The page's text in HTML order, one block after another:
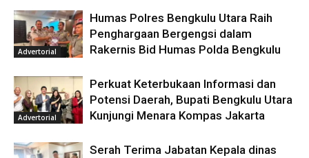
Advertorial
Humas Polres Bengkulu Utara Raih
Penghargaan Bergengsi dalam
Rakernis Bid Humas Polda Bengkulu
Advertorial
Perkuat Keterbukaan Informasi dan
Potensi Daerah, Bupati Bengkulu Utara
Kunjungi Menara Kompas Jakarta
Serah Terima Jabatan Kepala dinas